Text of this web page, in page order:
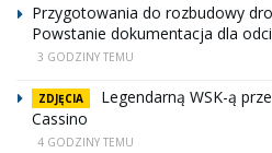
Przygotowania do rozbudowy
Powstanie dokumentacja dla
3 GODZINY TEMU
ZDJĘCIA
Legendarną WSK-ą
Cassino
4 GODZINY TEMU